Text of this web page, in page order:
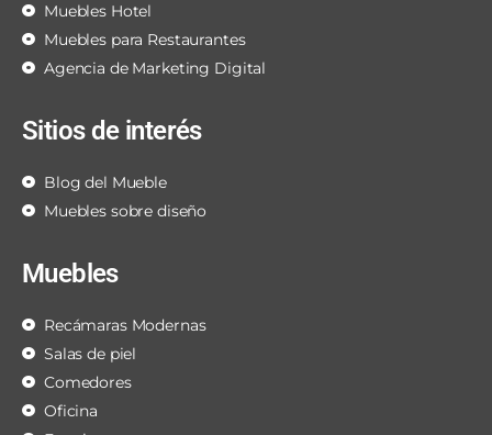
Muebles Hotel
Muebles para Restaurantes
Agencia de Marketing Digital
Sitios de interés
Blog del Mueble
Muebles sobre diseño
Muebles
Recámaras Modernas
Salas de piel
Comedores
Oficina